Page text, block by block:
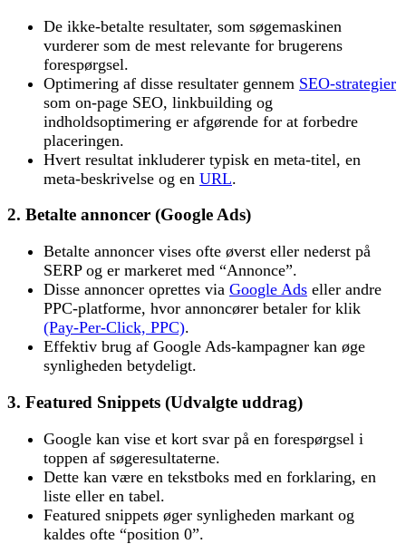
De ikke-betalte resultater, som søgemaskinen
vurderer som de mest relevante for brugerens
forespørgsel.
Optimering af disse resultater gennem SEO-strategier
som on-page SEO, linkbuilding og
indholdsoptimering er afgørende for at forbedre
placeringen.
Hvert resultat inkluderer typisk en meta-titel, en
meta-beskrivelse og en URL.
2. Betalte annoncer (Google Ads)
Betalte annoncer vises ofte øverst eller nederst på
SERP og er markeret med “Annonce”.
Disse annoncer oprettes via Google Ads eller andre
PPC-platforme, hvor annoncører betaler for klik
(Pay-Per-Click, PPC).
Effektiv brug af Google Ads-kampagner kan øge
synligheden betydeligt.
3. Featured Snippets (Udvalgte uddrag)
Google kan vise et kort svar på en forespørgsel i
toppen af søgeresultaterne.
Dette kan være en tekstboks med en forklaring, en
liste eller en tabel.
Featured snippets øger synligheden markant og
kaldes ofte “position 0”.